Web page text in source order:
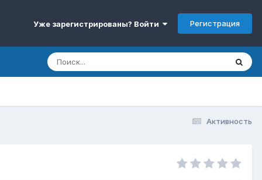
Уже зарегистрированы? Войти Регистрация
Активность